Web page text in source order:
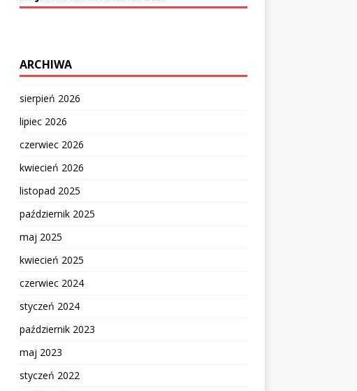
ARCHIWA
sierpień 2026
lipiec 2026
czerwiec 2026
kwiecień 2026
listopad 2025
październik 2025
maj 2025
kwiecień 2025
czerwiec 2024
styczeń 2024
październik 2023
maj 2023
styczeń 2022